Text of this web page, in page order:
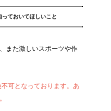
ておいてほしいこと
また激しいスポーツや作
可となっております。あ